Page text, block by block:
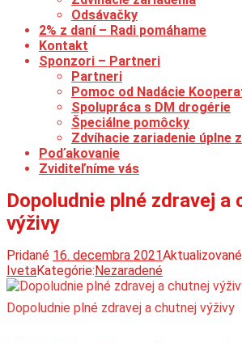
Odsávačky
2% z daní – Radi pomáhame
Kontakt
Sponzori – Partneri
Partneri
Pomoc od Nadácie
Spolupráca s DM drogérie
Špeciálne pomôcky
Zdvíhacie zariadenie úplne
Poďakovanie
Zviditeľníme vás
Dopoludnie plné zdravej a
výživy
Pridané 16. decembra 2021Aktualizované
IvetaKategórie:Nezaradené
Dopoludnie plné zdravej a chutnej výživy